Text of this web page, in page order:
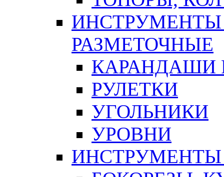
ИНСТРУМЕНТЫ
РАЗМЕТОЧНЫЕ
КАРАНДАШИ
РУЛЕТКИ
УГОЛЬНИКИ
УРОВНИ